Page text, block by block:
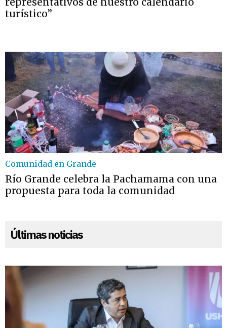
turístico”
Comunidad en Grande
Río Grande celebra la Pachamama con una
propuesta para toda la comunidad
Últimas noticias